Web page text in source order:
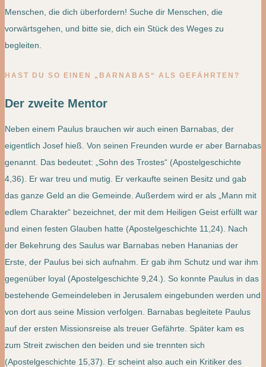
Menschen, die dich überfordern! Suche dir Menschen, die
vorwärtsgehen, und bitte sie, dich ein Stück des Weges zu
begleiten.
HAST DU SO EINEN „BARNABAS“ ALS GEFÄHRTEN?
Der zweite Mentor
Neben einem Paulus brauchen wir auch einen Barnabas, der
eigentlich Josef hieß. Von seinen Freunden wurde er aber Barnabas
genannt. Das bedeutet: „Sohn des Trostes“ (Apostelgeschichte
4,36). Er war treu und mutig. Er verkaufte seinen Besitz und gab
das ganze Geld an die Gemeinde. Außerdem wird er als „Mann mit
edlem Charakter“ bezeichnet, der mit dem Heiligen Geist erfüllt war
und einen festen Glauben hatte (Apostelgeschichte 11,24). Nach
der Bekehrung des Saulus war Barnabas neben Hananias der
Erste, der Paulus bei sich aufnahm. Er gab ihm Schutz und war ihm
gegenüber loyal (Apostelgeschichte 9,24.). So konnte Paulus in das
bestehende Gemeindeleben in Jerusalem eingebunden werden und
von dort aus seine Mission verfolgen. Barnabas begleitete Paulus
auf der ersten Missionsreise als treuer Gefährte. Später kam es
zum Streit zwischen den beiden und sie trennten sich
(Apostelgeschichte 15,37). Er scheint also auch ein Kritiker des